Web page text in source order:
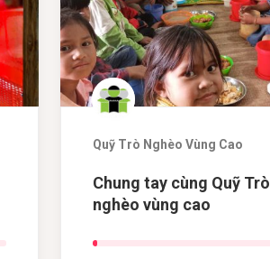
Quỹ Trò Nghèo Vùng Cao
Chung tay cùng Quỹ Trò
nghèo vùng cao